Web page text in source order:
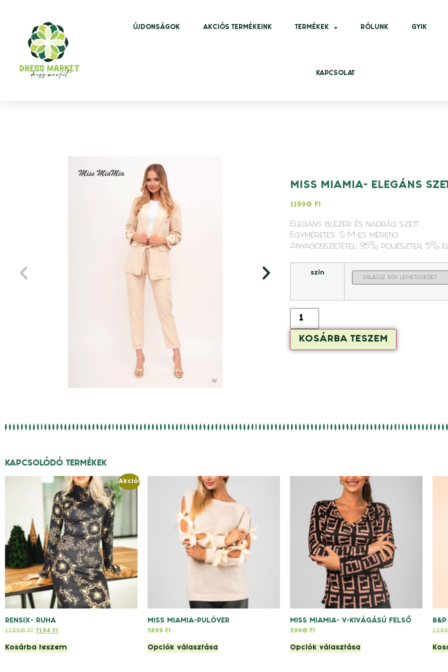
ÚJDONSÁGOK AKCIÓS TERMÉKEINK TERMÉKEK RÓLUNK GYIK
KAPCSOLAT
MISS MIAMIA- ELEGÁNS
11990 Ft
Elegáns blézer és nadrág szett.
Egyméretes: S-M-es méretig
Anyagösszetétel: 95% poliészter, 5%
szín
KOSÁRBA TESZEM
KAPCSOLÓDÓ TERMÉKEK
Akció!
RENSIX- RUHA
11990Ft 7194 Ft
Kosárba teszem
MISS MIAMIA-PULÓVER
5899 Ft
Opciók választása
MISS MIAMIA- V-KIVÁGÁSÚ FELSŐ
3990 Ft
Opciók választása